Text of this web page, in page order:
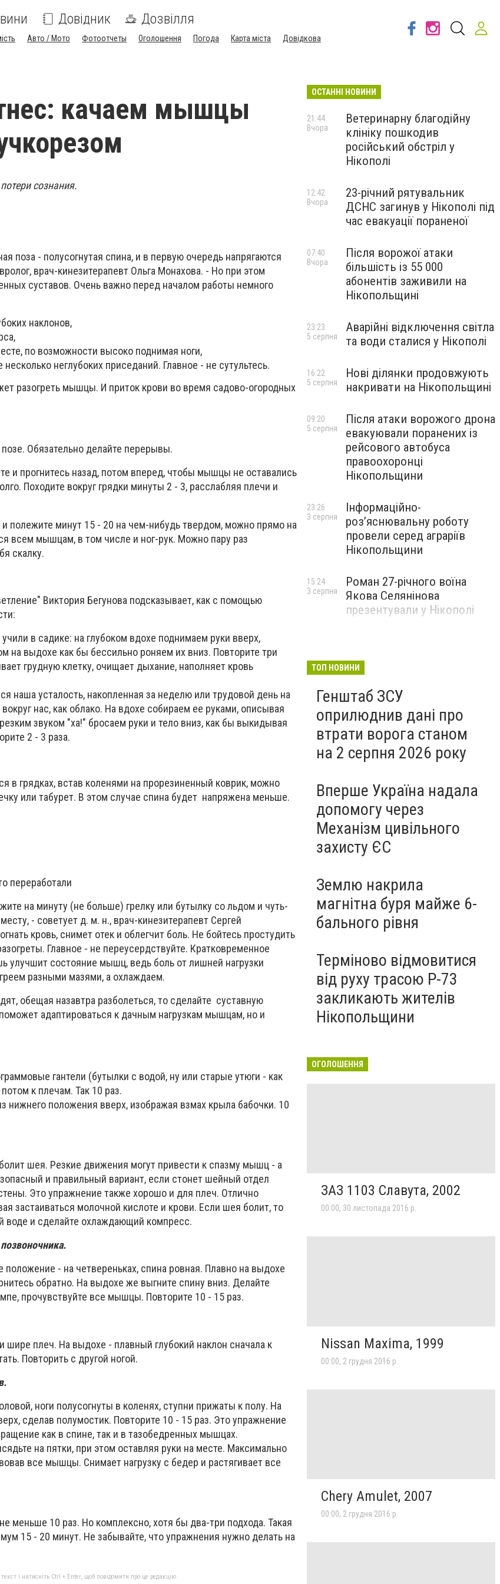
Довідник Дозвілля
Авто / Мото Фотоотчеты Оголошення Погода Карта міста Довідкова
качаем мышцы
сознания.
поза - полусогнутая спина, и в первую очередь напрягаются
врач-кинезитерапевт Ольга Монахова. - Но при этом
суставов. Очень важно перед началом работы немного
наклонов,
по возможности высоко поднимая ноги,
неглубоких приседаний. Главное - не сутультесь.
разогреть мышцы. И приток крови во время садово-огородных
Обязательно делайте перерывы.
и прогнитесь назад, потом вперед, чтобы мышцы не оставались
Походите вокруг грядки минуты 2 - 3, расслабляя плечи и
и полежите минут 15 - 20 на чем-нибудь твердом, можно прямо на
всем мышцам, в том числе и ног-рук. Можно пару раз
скалку.
Виктория Бегунова подсказывает, как с помощью
учили в садике: на глубоком вдохе поднимаем руки вверх,
на выдохе как бы бессильно роняем их вниз. Повторите три
грудную клетку, очищает дыхание, наполняет кровь
наша усталость, накопленная за неделю или трудовой день на
вокруг нас, как облако. На вдохе собираем ее руками, описывая
звуком "ха!" бросаем руки и тело вниз, как бы выкидывая
2 - 3 раза.
в грядках, встав коленями на прорезиненный коврик, можно
или табурет. В этом случае спина будет напряжена меньше.
переработали
на минуту (не больше) грелку или бутылку со льдом и чуть-
- советует д. м. н., врач-кинезитерапевт Сергей
кровь, снимет отек и облегчит боль. Не бойтесь простудить
Главное - не переусердствуйте. Кратковременное
улучшит состояние мышц, ведь боль от лишней нагрузки
разными мазями, а охлаждаем.
обещая назавтра разболеться, то сделайте суставную
адаптироваться к дачным нагрузкам мышцам, но и
гантели (бутылки с водой, ну или старые утюги - как
к плечам. Так 10 раз.
нижнего положения вверх, изображая взмах крыла бабочки. 10
шея. Резкие движения могут привести к спазму мышц - а
и правильный вариант, если стонет шейный отдел
Это упражнение также хорошо и для плеч. Отлично
застаиваться молочной кислоте и крови. Если шея болит, то
воде и сделайте охлаждающий компресс.
- на четвереньках, спина ровная. Плавно на выдохе
обратно. На выдохе же выгните спину вниз. Делайте
прочувствуйте все мышцы. Повторите 10 - 15 раз.
шире плеч. На выдохе - плавный глубокий наклон сначала к
Повторить с другой ногой.
ноги полусогнуты в коленях, ступни прижаты к полу. На
сделав полумостик. Повторите 10 - 15 раз. Это упражнение
как в спине, так и в тазобедренных мышцах.
на пятки, при этом оставляя руки на месте. Максимально
все мышцы. Снимает нагрузку с бедер и растягивает все
меньше 10 раз. Но комплексно, хотя бы два-три подхода. Такая
15 - 20 минут. Не забывайте, что упражнения нужно делать на
і натисніть Ctrl + Enter, щоб повідомити про це редакцію
ОСТАННІ НОВИНИ
Ветеринарну благодійну
клініку пошкодив
російський обстріл у
Нікополі
21:44
Вчора
23-річний рятувальник
ДСНС загинув у Нікополі під
час евакуації пораненої
12:42
Вчора
Після ворожої атаки
більшість із 55 000
абонентів заживили на
Нікопольщині
07:40
Вчора
Аварійні відключення світла
та води сталися у Нікополі
23:23
5 серпня
Нові ділянки продовжують
накривати на Нікопольщині
16:22
5 серпня
Після атаки ворожого дрона
евакуювали поранених із
рейсового автобуса
правоохоронці
Нікопольщини
09:20
5 серпня
Інформаційно-
роз’яснювальну роботу
провели серед аграріїв
Нікопольщини
23:26
3 серпня
Роман 27-річного воїна
Якова Селянінова
презентували у Нікополі
15:24
3 серпня
ТОП НОВИНИ
Генштаб ЗСУ
оприлюднив дані про
втрати ворога станом
на 2 серпня 2026 року
Вперше Україна надала
допомогу через
Механізм цивільного
захисту ЄС
Землю накрила
магнітна буря майже 6-
бального рівня
Терміново відмовитися
від руху трасою Р-73
закликають жителів
Нікопольщини
ОГОЛОШЕННЯ
ЗАЗ 1103 Славута, 2002
00:00, 30 листопада 2016 р.
Nissan Maxima, 1999
00:00, 2 грудня 2016 р.
Chery Amulet, 2007
00:00, 2 грудня 2016 р.